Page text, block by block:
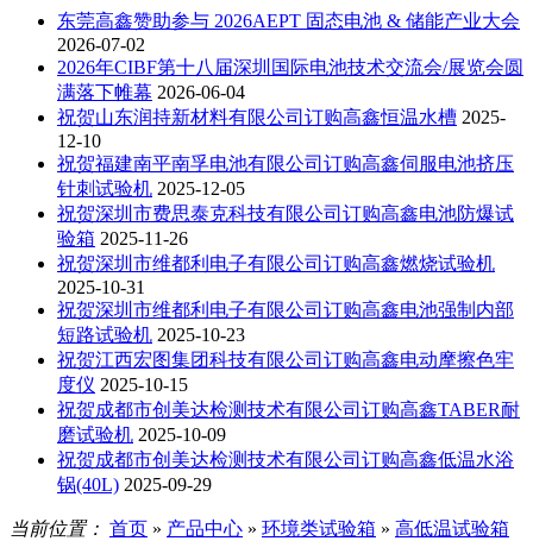
东莞高鑫赞助参与 2026AEPT 固态电池 & 储能产业大会
2026-07-02
2026年CIBF第十八届深圳国际电池技术交流会/展览会圆
满落下帷幕 2026-06-04
祝贺山东润持新材料有限公司订购高鑫恒温水槽 2025-
12-10
祝贺福建南平南孚电池有限公司订购高鑫伺服电池挤压
针刺试验机 2025-12-05
祝贺深圳市费思泰克科技有限公司订购高鑫电池防爆试
验箱 2025-11-26
祝贺深圳市维都利电子有限公司订购高鑫燃烧试验机
2025-10-31
祝贺深圳市维都利电子有限公司订购高鑫电池强制内部
短路试验机 2025-10-23
祝贺江西宏图集团科技有限公司订购高鑫电动摩擦色牢
度仪 2025-10-15
祝贺成都市创美达检测技术有限公司订购高鑫TABER耐
磨试验机 2025-10-09
祝贺成都市创美达检测技术有限公司订购高鑫低温水浴
锅(40L) 2025-09-29
当前位置： 首页 » 产品中心 » 环境类试验箱 » 高低温试验箱